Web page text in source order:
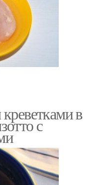
в
с